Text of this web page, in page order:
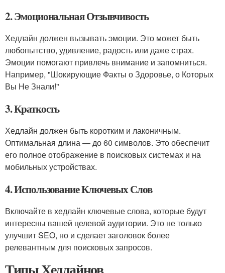
2. Эмоциональная Отзывчивость
Хедлайн должен вызывать эмоции. Это может быть
любопытство, удивление, радость или даже страх.
Эмоции помогают привлечь внимание и запомниться.
Например, "Шокирующие Факты о Здоровье, о Которых
Вы Не Знали!"
3. Краткость
Хедлайн должен быть коротким и лаконичным.
Оптимальная длина — до 60 символов. Это обеспечит
его полное отображение в поисковых системах и на
мобильных устройствах.
4. Использование Ключевых Слов
Включайте в хедлайн ключевые слова, которые будут
интересны вашей целевой аудитории. Это не только
улучшит SEO, но и сделает заголовок более
релевантным для поисковых запросов.